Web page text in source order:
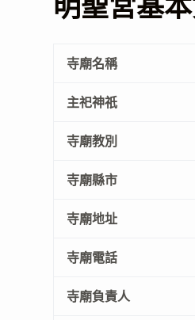
寺廟名稱
主祀神祇
寺廟教別
寺廟縣市
寺廟地址
寺廟電話
寺廟負責人